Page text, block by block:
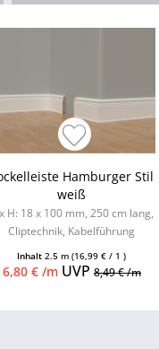
Hamburger Stil
weiß
H: 18 x 100 mm, 250 cm lang,
Cliptechnik, Kabelführung
Zubehör...
Inhalt2.5 m(16,99 € / 1 )
6,80 € /mUVP 8,49 € /m